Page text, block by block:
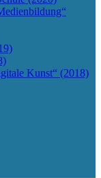
Kunst“ (2018)